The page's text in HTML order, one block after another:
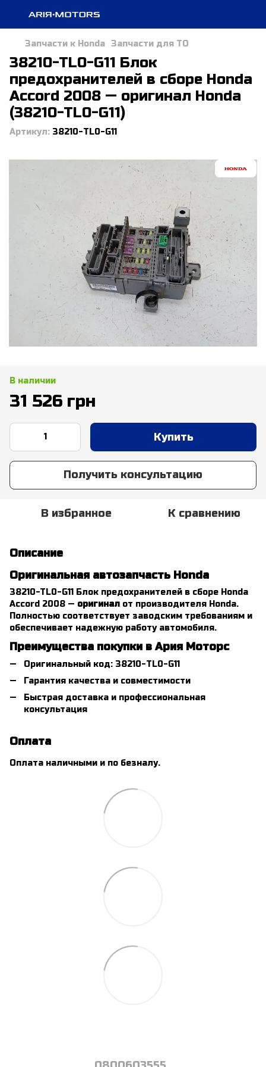
Запчасти к Honda Запчасти для ТО
38210-TL0-G11 Блок
предохранителей в сборе Honda
Accord 2008 — оригинал Honda
(38210-TL0-G11)
Артикул: 38210-TL0-G11
В наличии
31 526 грн
Купить
Получить консультацию
В избранное К сравнению
Описание
Оригинальная автозапчасть Honda
38210-TL0-G11 Блок предохранителей в сборе Honda
Accord 2008 — оригинал от производителя Honda.
Полностью соответствует заводским требованиям и
обеспечивает надежную работу автомобиля.
Преимущества покупки в Ария Моторс
Оригинальный код: 38210-TL0-G11
Гарантия качества и совместимости
Быстрая доставка и профессиональная
консультация
Оплата
Оплата наличными и по безналу.